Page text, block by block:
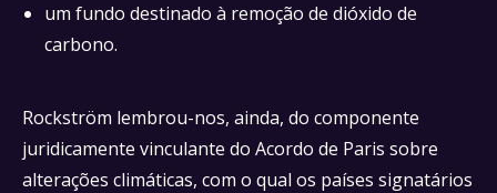
um fundo destinado à remoção de dióxido de
carbono.
Rockström lembrou-nos, ainda, do componente
juridicamente vinculante do Acordo de Paris sobre
alterações climáticas, com o qual os países signatários